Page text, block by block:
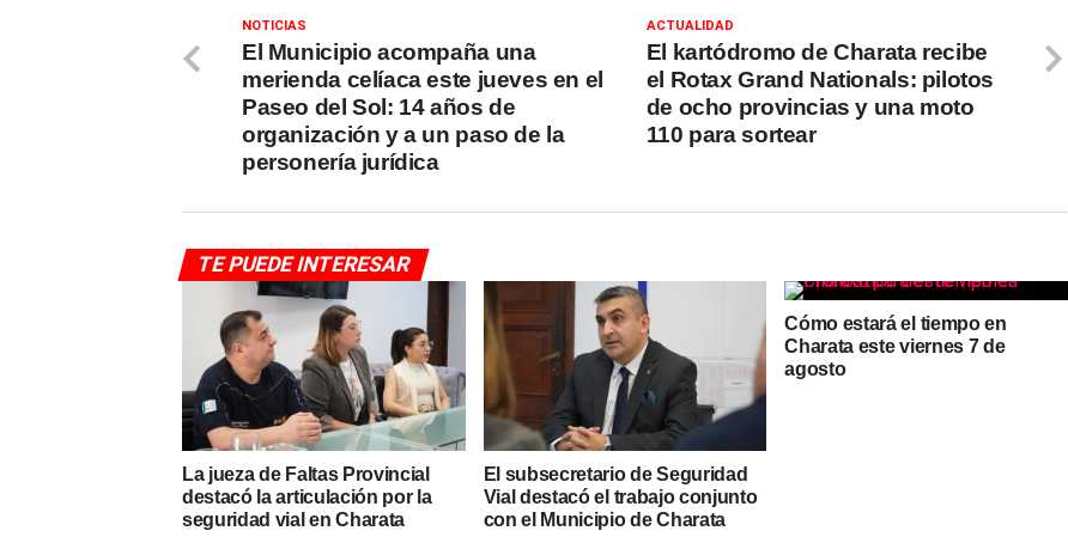
ACTUALIDAD
El kartódromo de Charata recibe
el Rotax Grand Nationals: pilotos
de ocho provincias y una moto
110 para sortear
NOTICIAS
El Municipio acompaña una
merienda celíaca este jueves en el
Paseo del Sol: 14 años de
organización y a un paso de la
personería jurídica
TE PUEDE INTERESAR
La jueza de Faltas Provincial
destacó la articulación por la
seguridad vial en Charata
El subsecretario de Seguridad
Vial destacó el trabajo conjunto
con el Municipio de Charata
Cómo estará el tiempo en
Charata este viernes 7 de
agosto